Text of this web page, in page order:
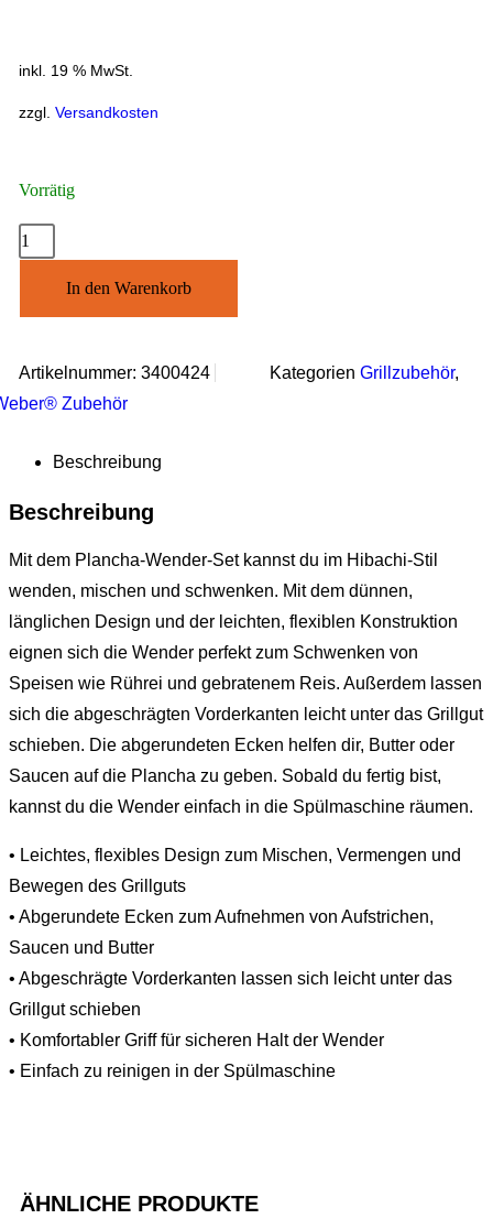
inkl. 19 % MwSt.
zzgl. Versandkosten
Vorrätig
In den Warenkorb
Artikelnummer: 3400424 Kategorien Grillzubehör,
Zubehör
Beschreibung
Beschreibung
Mit dem Plancha-Wender-Set kannst du im Hibachi-Stil
wenden, mischen und schwenken. Mit dem dünnen,
länglichen Design und der leichten, flexiblen Konstruktion
eignen sich die Wender perfekt zum Schwenken von
Speisen wie Rührei und gebratenem Reis. Außerdem lassen
sich die abgeschrägten Vorderkanten leicht unter das Grillgut
schieben. Die abgerundeten Ecken helfen dir, Butter oder
Saucen auf die Plancha zu geben. Sobald du fertig bist,
kannst du die Wender einfach in die Spülmaschine räumen.
• Leichtes, flexibles Design zum Mischen, Vermengen und
Bewegen des Grillguts
• Abgerundete Ecken zum Aufnehmen von Aufstrichen,
Saucen und Butter
• Abgeschrägte Vorderkanten lassen sich leicht unter das
Grillgut schieben
• Komfortabler Griff für sicheren Halt der Wender
• Einfach zu reinigen in der Spülmaschine
ÄHNLICHE PRODUKTE